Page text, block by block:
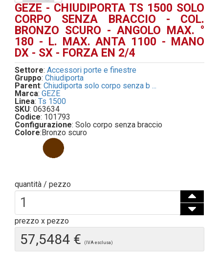
GEZE - CHIUDIPORTA TS 1500 SOLO
CORPO SENZA BRACCIO - COL.
BRONZO SCURO - ANGOLO MAX. °
180 - L. MAX. ANTA 1100 - MANO
DX - SX - FORZA EN 2/4
Settore: Accessori porte e finestre
Gruppo: Chiudiporta
Parent: Chiudiporta solo corpo senza b ...
Marca: GEZE
Linea: Ts 1500
SKU: 063634
Codice: 101793
Configurazione: Solo corpo senza braccio
Colore:Bronzo scuro
quantità / pezzo
prezzo x pezzo
57,5484 € (IVA esclusa)